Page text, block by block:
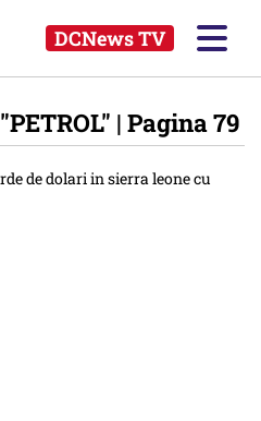
DCNews TV
"PETROL" | Pagina 79